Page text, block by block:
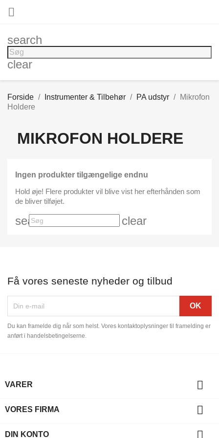

search
clear
Forside Instrumenter & Tilbehør PA udstyr
Mikrofon
Holdere
MIKROFON HOLDERE
Ingen produkter tilgængelige endnu
Hold øje! Flere produkter vil blive vist her efterhånden som
de bliver tilføjet.
search clear
Få vores seneste nyheder og tilbud
Du kan framelde dig når som helst. Vores kontaktoplysninger til framelding er
anført i handelsbetingelserne.
VARER 
VORES FIRMA 
DIN KONTO 